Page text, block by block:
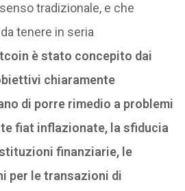
tradizionale, e che
tenere in seria
è stato concepito dai
chiaramente
di porre rimedio a problemi
fiat inflazionate, la sfiducia
finanziarie, le
per le transazioni di